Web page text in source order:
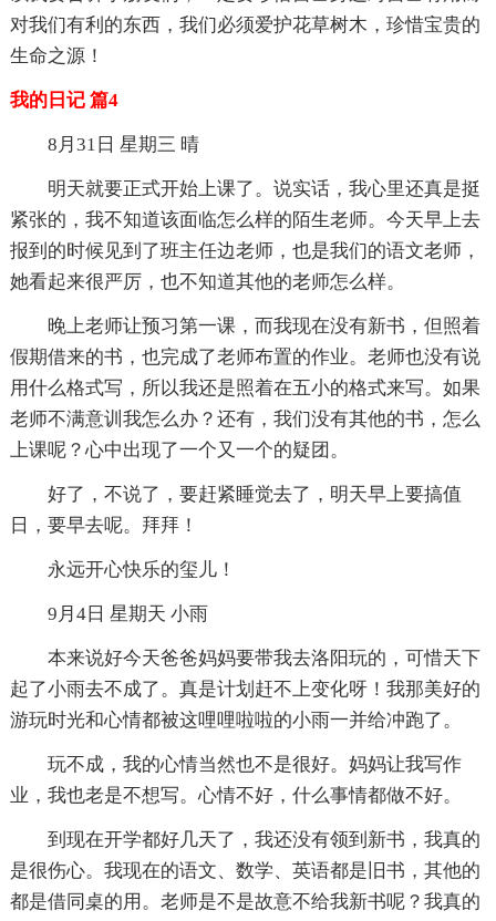
对我们有利的东西，我们必须爱护花草树木，珍惜宝贵的
生命之源！
我的日记 篇4
8月31日 星期三 晴
明天就要正式开始上课了。说实话，我心里还真是挺
紧张的，我不知道该面临怎么样的陌生老师。今天早上去
报到的时候见到了班主任边老师，也是我们的语文老师，
她看起来很严厉，也不知道其他的老师怎么样。
晚上老师让预习第一课，而我现在没有新书，但照着
假期借来的书，也完成了老师布置的作业。老师也没有说
用什么格式写，所以我还是照着在五小的格式来写。如果
老师不满意训我怎么办？还有，我们没有其他的书，怎么
上课呢？心中出现了一个又一个的疑团。
好了，不说了，要赶紧睡觉去了，明天早上要搞值
日，要早去呢。拜拜！
永远开心快乐的玺儿！
9月4日 星期天 小雨
本来说好今天爸爸妈妈要带我去洛阳玩的，可惜天下
起了小雨去不成了。真是计划赶不上变化呀！我那美好的
游玩时光和心情都被这哩哩啦啦的小雨一并给冲跑了。
玩不成，我的心情当然也不是很好。妈妈让我写作
业，我也老是不想写。心情不好，什么事情都做不好。
到现在开学都好几天了，我还没有领到新书，我真的
是很伤心。我现在的语文、数学、英语都是旧书，其他的
都是借同桌的用。老师是不是故意不给我新书呢？我真的